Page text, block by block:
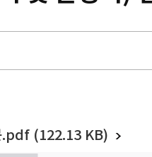
.pdf (122.13 KB)